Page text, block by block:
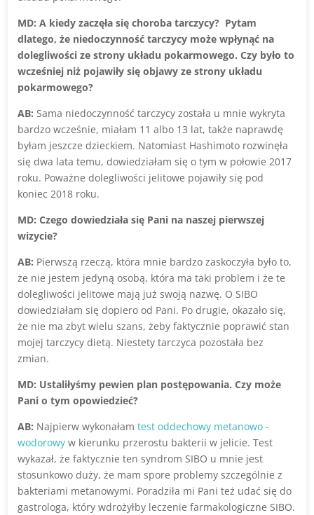
MD: A kiedy zaczęła się choroba tarczycy? Pytam
dlatego, że niedoczynność tarczycy może wpłynąć na
dolegliwości ze strony układu pokarmowego. Czy było to
wcześniej niż pojawiły się objawy ze strony układu
pokarmowego?
AB:Sama niedoczynność tarczycy została u mnie wykryta
bardzo wcześnie, miałam 11 albo 13 lat, także naprawdę
byłam jeszcze dzieckiem. Natomiast Hashimoto rozwinęła
się dwa lata temu, dowiedziałam się o tym w połowie 2017
roku. Poważne dolegliwości jelitowe pojawiły się pod
koniec 2018 roku.
MD: Czego dowiedziała się Pani na naszej pierwszej
wizycie?
AB: Pierwszą rzeczą, która mnie bardzo zaskoczyła było to,
że nie jestem jedyną osobą, która ma taki problem i że te
dolegliwości jelitowe mają już swoją nazwę. O SIBO
dowiedziałam się dopiero od Pani. Po drugie, okazało się,
że nie ma zbyt wielu szans, żeby faktycznie poprawić stan
mojej tarczycy dietą. Niestety tarczyca pozostała bez
zmian.
MD: Ustaliłyśmy pewien plan postępowania. Czy może
Pani o tym opowiedzieć?
AB: Najpierw wykonałamtest oddechowy metanowo -
wodorowy w kierunku przerostu bakterii w jelicie. Test
wykazał, że faktycznie ten syndrom SIBO u mnie jest
stosunkowo duży, że mam spore problemy szczególnie z
bakteriami metanowymi. Poradziła mi Pani też udać się do
gastrologa, który wdrożyłby leczenie farmakologiczne SIBO.